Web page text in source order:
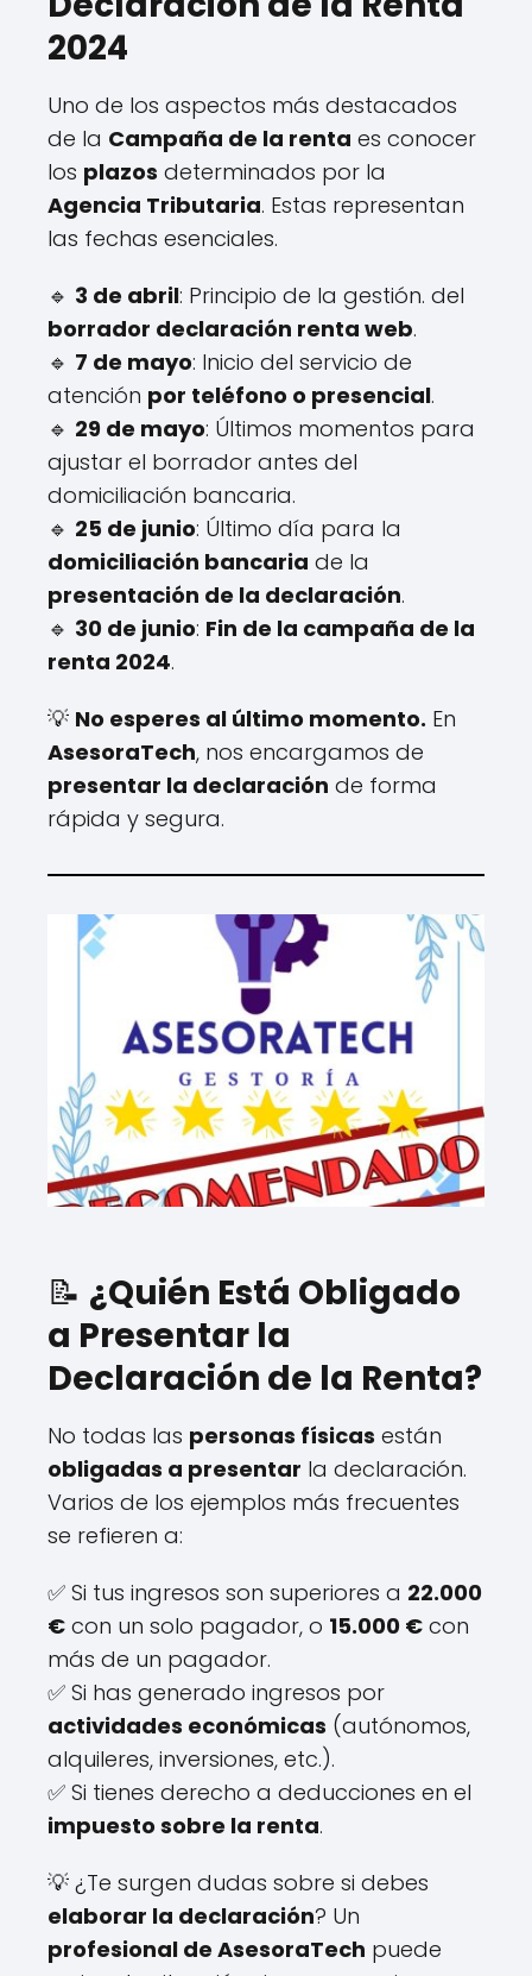
2024
Uno de los aspectos más destacados
de la Campaña de la renta es conocer
los plazos determinados por la
Agencia Tributaria. Estas representan
las fechas esenciales.
🔹 3 de abril: Principio de la gestión. del
borrador declaración renta web.
🔹 7 de mayo: Inicio del servicio de
atención por teléfono o presencial.
🔹 29 de mayo: Últimos momentos para
ajustar el borrador antes del
domiciliación bancaria.
🔹 25 de junio: Último día para la
domiciliación bancaria de la
presentación de la declaración.
🔹 30 de junio: Fin de la campaña de la
renta 2024.
💡 No esperes al último momento. En
AsesoraTech, nos encargamos de
presentar la declaración de forma
rápida y segura.
📝 ¿Quién Está Obligado
a Presentar la
Declaración de la Renta?
No todas las personas físicas están
obligadas a presentar la declaración.
Varios de los ejemplos más frecuentes
se refieren a:
✅ Si tus ingresos son superiores a 22.000
€ con un solo pagador, o 15.000 € con
más de un pagador.
✅ Si has generado ingresos por
actividades económicas (autónomos,
alquileres, inversiones, etc.).
✅ Si tienes derecho a deducciones en el
impuesto sobre la renta.
💡 ¿Te surgen dudas sobre si debes
elaborar la declaración? Un
profesional de AsesoraTech puede